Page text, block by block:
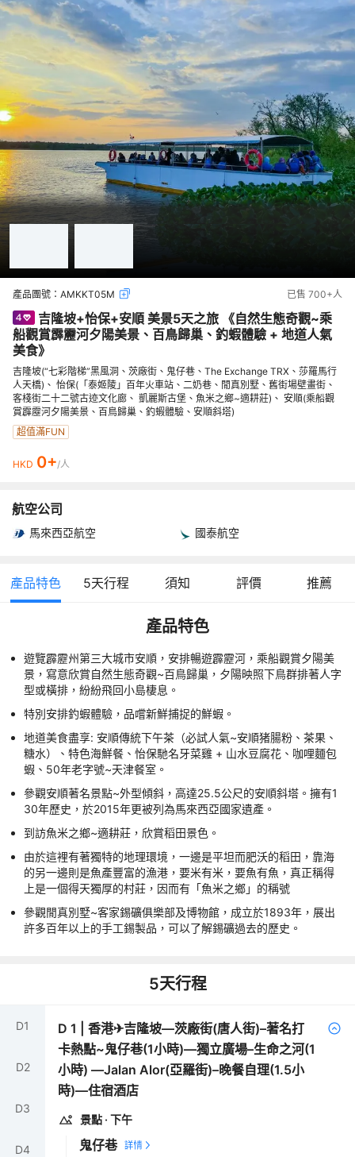
產品團號： AMKKT05M 已售 700+人
吉隆坡+怡保+安順 美景5天之旅 《自然生態奇觀~乘
船觀賞霹靂河夕陽美景、百鳥歸巢、釣蝦體驗 + 地道人氣
美食》
吉隆坡(“七彩階梯”黑風洞、茨廠街、鬼仔巷、The Exchange TRX、莎羅馬行
人天橋)、 怡保(「泰姬陵」百年火車站、二奶巷、閒真別墅、舊街場壁畫街、
客棧街二十二號古迹文化廊、 凱麗斯古堡、魚米之鄉~適耕莊)、 安順(乘船觀
賞霹靂河夕陽美景、百鳥歸巢、釣蝦體驗、安順斜塔)
超值滿FUN
HKD 0+/人
航空公司
馬來西亞航空 國泰航空
產品特色 5天行程 須知 評價 推薦
產品特色
遊覽霹靂州第三大城市安順，安排暢遊霹靂河，乘船觀賞夕陽美
景，寫意欣賞自然生態奇觀~百鳥歸巢，夕陽映照下鳥群排著人字
型或橫排，紛紛飛回小島棲息。
特別安排釣蝦體驗，品嚐新鮮捕捉的鮮蝦。
地道美食盡享: 安順傳統下午茶（必試人氣~安順猪腸粉、茶果、
糖水）、特色海鮮餐、怡保馳名牙菜雞 + 山水豆腐花、咖哩麵包
蝦、50年老字號~天津餐室。
參觀安順著名景點~外型傾斜，高達25.5公尺的安順斜塔。擁有1
30年歷史，於2015年更被列為馬來西亞國家遺產。
到訪魚米之鄉~適耕莊，欣賞稻田景色。
由於這裡有著獨特的地理環境，一邊是平坦而肥沃的稻田，靠海
的另一邊則是魚產豐富的漁港，要米有米，要魚有魚，真正稱得
上是一個得天獨厚的村莊，因而有「魚米之鄉」的稱號
參觀閒真別墅~客家錫礦俱樂部及博物館，成立於1893年，展出
許多百年以上的手工錫製品，可以了解錫礦過去的歷史。
5天行程
D1
D2
D3
D4
D1 |香港✈吉隆坡—茨廠街(唐人街)–著名打
卡熱點~鬼仔巷(1小時)—獨立廣場–生命之河(1
小時) —Jalan Alor(亞羅街)–晚餐自理(1.5小
時)—住宿酒店
景點 · 下午
鬼仔巷